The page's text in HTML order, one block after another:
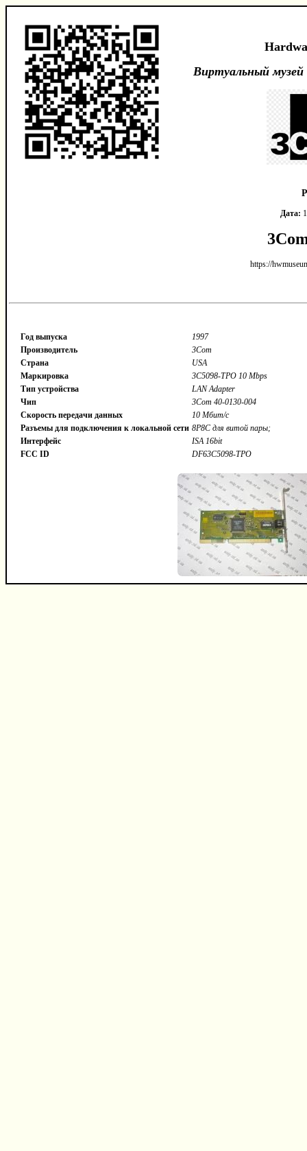
Виртуальный
Дата:
https://
Год выпуска
1997
Производитель
3Com
Страна
USA
Маркировка
3C5098-TPO 10 Mbps
Тип устройства
LAN Adapter
Чип
3Com 40-0130-004
Скорость передачи данных
10 Мбит/с
Разъемы для подключения к локальной сети 8P8C для витой пары;
Интерфейс
ISA 16bit
FCC ID
DF63C5098-TPO